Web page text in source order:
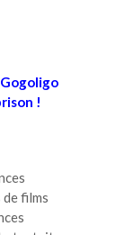
Gogoligo
!
films